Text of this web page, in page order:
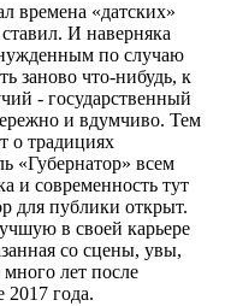
времена «датских»
И наверняка
по случаю
заново что-нибудь, к
- государственный
и вдумчиво. Тем
о традициях
«Губернатор» всем
и современность тут
для публики открыт.
в своей карьере
со сцены, увы,
много лет после
2017 года.